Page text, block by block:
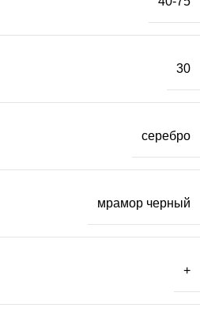
30
серебро
мрамор черный
+